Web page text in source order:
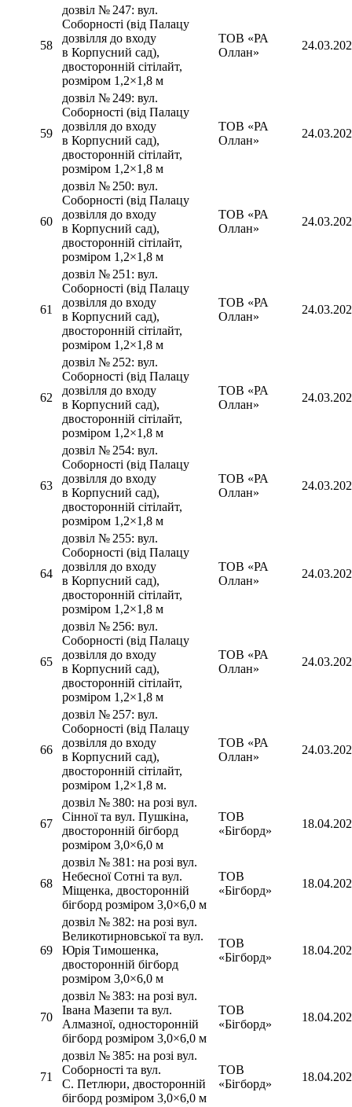
58
дозвіл № 247: вул.
Соборності (від Палацу
дозвілля до входу
в Корпусний сад),
двосторонній сітілайт,
розміром 1,2×1,8 м
ТОВ «РА
Оллан»
59
дозвіл № 249: вул.
Соборності (від Палацу
дозвілля до входу
в Корпусний сад),
двосторонній сітілайт,
розміром 1,2×1,8 м
ТОВ «РА
Оллан»
60
дозвіл № 250: вул.
Соборності (від Палацу
дозвілля до входу
в Корпусний сад),
двосторонній сітілайт,
розміром 1,2×1,8 м
ТОВ «РА
Оллан»
61
дозвіл № 251: вул.
Соборності (від Палацу
дозвілля до входу
в Корпусний сад),
двосторонній сітілайт,
розміром 1,2×1,8 м
ТОВ «РА
Оллан»
62
дозвіл № 252: вул.
Соборності (від Палацу
дозвілля до входу
в Корпусний сад),
двосторонній сітілайт,
розміром 1,2×1,8 м
ТОВ «РА
Оллан»
63
дозвіл № 254: вул.
Соборності (від Палацу
дозвілля до входу
в Корпусний сад),
двосторонній сітілайт,
розміром 1,2×1,8 м
ТОВ «РА
Оллан»
64
дозвіл № 255: вул.
Соборності (від Палацу
дозвілля до входу
в Корпусний сад),
двосторонній сітілайт,
розміром 1,2×1,8 м
ТОВ «РА
Оллан»
65
дозвіл № 256: вул.
Соборності (від Палацу
дозвілля до входу
в Корпусний сад),
двосторонній сітілайт,
розміром 1,2×1,8 м
ТОВ «РА
Оллан»
66
дозвіл № 257: вул.
Соборності (від Палацу
дозвілля до входу
в Корпусний сад),
двосторонній сітілайт,
розміром 1,2×1,8 м.
ТОВ «РА
Оллан»
67
дозвіл № 380: на розі вул.
Сінної та вул. Пушкіна,
двосторонній бігборд
розміром 3,0×6,0 м
ТОВ
«Бігборд»
68
дозвіл № 381: на розі вул.
Небесної Сотні та вул.
Міщенка, двосторонній
бігборд розміром 3,0×6,0 м
ТОВ
«Бігборд»
69
дозвіл № 382: на розі вул.
Великотирновської та вул.
Юрія Тимошенка,
двосторонній бігборд
розміром 3,0×6,0 м
ТОВ
«Бігборд»
70
дозвіл № 383: на розі вул.
Івана Мазепи та вул.
Алмазної, односторонній
бігборд розміром 3,0×6,0 м
ТОВ
«Бігборд»
71
дозвіл № 385: на розі вул.
Соборності та вул.
С. Петлюри, двосторонній
бігборд розміром 3,0×6,0 м
ТОВ
«Бігборд»